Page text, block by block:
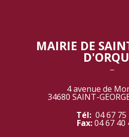
MAIRIE DE
‾
4 avenue de
34680 SAINT-
Tél: 04 67 75
Fax:04 67 40